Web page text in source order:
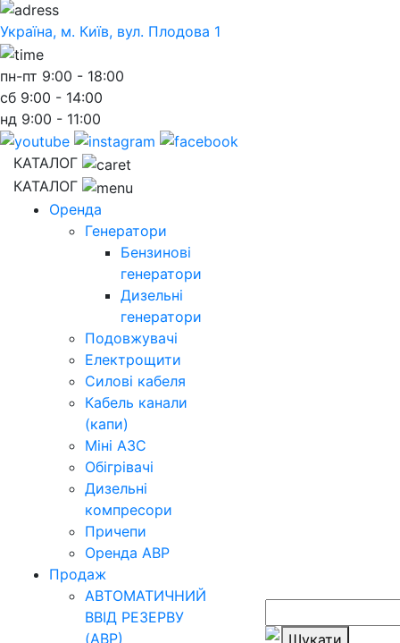
Україна, м. Київ, вул. Плодова 1
пн-пт 9:00 - 18:00
сб 9:00 - 14:00
нд 9:00 - 11:00
КАТАЛОГ
КАТАЛОГ
Оренда
Генератори
Бензинові
генератори
Дизельні
генератори
Подовжувачі
Електрощити
Силові кабеля
Кабель канали
(капи)
Міні АЗС
Обігрівачі
Дизельні
компресори
Причепи
Оренда АВР
Продаж
АВТОМАТИЧНИЙ
ВВІД РЕЗЕРВУ
(АВР)